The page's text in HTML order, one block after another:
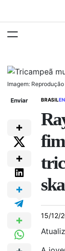
Imagem:
Enviar BRASIL
15/12/